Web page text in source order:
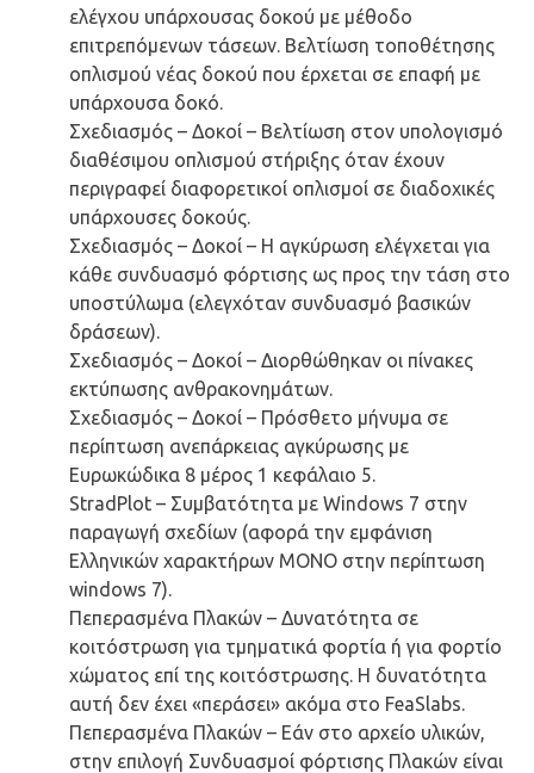
ελέγχου υπάρχουσας δοκού με μέθοδο
επιτρεπόμενων τάσεων. Βελτίωση τοποθέτησης
οπλισμού νέας δοκού που έρχεται σε επαφή με
υπάρχουσα δοκό.
Σχεδιασμός – Δοκοί – Βελτίωση στον υπολογισμό
διαθέσιμου οπλισμού στήριξης όταν έχουν
περιγραφεί διαφορετικοί οπλισμοί σε διαδοχικές
υπάρχουσες δοκούς.
Σχεδιασμός – Δοκοί – Η αγκύρωση ελέγχεται για
κάθε συνδυασμό φόρτισης ως προς την τάση στο
υποστύλωμα (ελεγχόταν συνδυασμό βασικών
δράσεων).
Σχεδιασμός – Δοκοί – Διορθώθηκαν οι πίνακες
εκτύπωσης ανθρακονημάτων.
Σχεδιασμός – Δοκοί – Πρόσθετο μήνυμα σε
περίπτωση ανεπάρκειας αγκύρωσης με
Ευρωκώδικα 8 μέρος 1 κεφάλαιο 5.
StradPlot – Συμβατότητα με Windows 7 στην
παραγωγή σχεδίων (αφορά την εμφάνιση
Ελληνικών χαρακτήρων ΜΟΝΟ στην περίπτωση
windows 7).
Πεπερασμένα Πλακών – Δυνατότητα σε
κοιτόστρωση για τμηματικά φορτία ή για φορτίο
χώματος επί της κοιτόστρωσης. Η δυνατότητα
αυτή δεν έχει «περάσει» ακόμα στο FeaSlabs.
Πεπερασμένα Πλακών – Εάν στο αρχείο υλικών,
στην επιλογή Συνδυασμοί φόρτισης Πλακών είναι